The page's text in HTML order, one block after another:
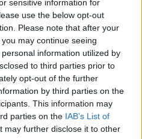
sensitive information for
use the below opt-out
Please note that after your
may continue seeing
information utilized by
to third parties prior to
opt-out of the further
by third parties on the
This information may
parties on the IAB’s List of
may further disclose it to other